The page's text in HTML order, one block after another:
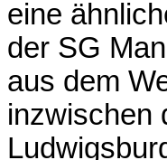
eine
der SG
aus dem
inzwischen